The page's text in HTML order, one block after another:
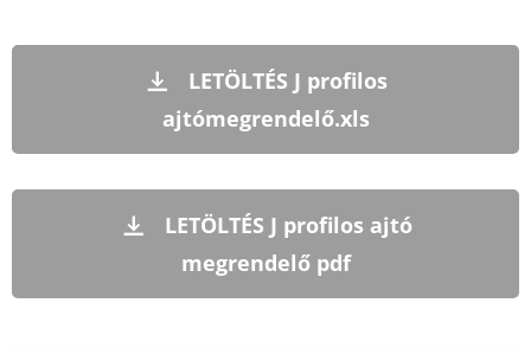
LETÖLTÉS J profilos
ajtómegrendelő.xls
LETÖLTÉS J profilos ajtó
megrendelő pdf